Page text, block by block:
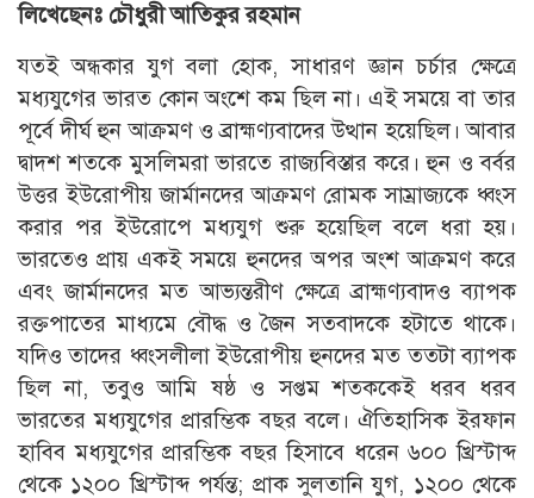
লিখেছেনঃ চৌধুরী আতিকুর রহমান
যতই অন্ধকার যুগ বলা হোক, সাধারণ জ্ঞান চর্চার ক্ষেত্রে
মধ্যযুগের ভারত কোন অংশে কম ছিল না। এই সময়ে বা তার
পূর্বে দীর্ঘ হুন আক্রমণ ও ব্রাহ্মণ্যবাদের উত্থান হয়েছিল। আবার
দ্বাদশ শতকে মুসলিমরা ভারতে রাজ্যবিস্তার করে। হুন ও বর্বর
উত্তর ইউরোপীয় জার্মানদের আক্রমণ রোমক সাম্রাজ্যকে ধ্বংস
করার পর ইউরোপে মধ্যযুগ শুরু হয়েছিল বলে ধরা হয়।
ভারতেও প্রায় একই সময়ে হুনদের অপর অংশ আক্রমণ করে
এবং জার্মানদের মত আভ্যন্তরীণ ক্ষেত্রে ব্রাহ্মণ্যবাদও ব্যাপক
রক্তপাতের মাধ্যমে বৌদ্ধ ও জৈন সতবাদকে হটাতে থাকে।
যদিও তাদের ধ্বংসলীলা ইউরোপীয় হুনদের মত ততটা ব্যাপক
ছিল না, তবুও আমি ষষ্ঠ ও সপ্তম শতককেই ধরব ধরব
ভারতের মধ্যযুগের প্রারম্ভিক বছর বলে। ঐতিহাসিক ইরফান
হাবিব মধ্যযুগের প্রারম্ভিক বছর হিসাবে ধরেন ৬০০ খ্রিস্টাব্দ
থেকে ১২০০ খ্রিস্টাব্দ পর্যন্ত; প্রাক সুলতানি যুগ, ১২০০ থেকে